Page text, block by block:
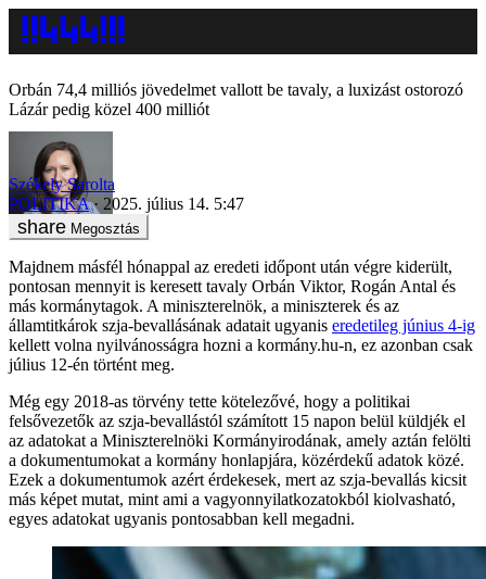
Orbán 74,4 milliós jövedelmet vallott be tavaly, a luxizást ostorozó
Lázár pedig közel 400 milliót
Székely Sarolta
POLITIKA
2025. július 14. 5:47
Megosztás
Majdnem másfél hónappal az eredeti időpont után végre kiderült,
pontosan mennyit is keresett tavaly Orbán Viktor, Rogán Antal és
más kormánytagok. A miniszterelnök, a miniszterek és az
államtitkárok szja-bevallásának adatait ugyanis eredetileg június 4-ig
kellett volna nyilvánosságra hozni a kormány.hu-n, ez azonban csak
július 12-én történt meg.
Még egy 2018-as törvény tette kötelezővé, hogy a politikai
felsővezetők az szja-bevallástól számított 15 napon belül küldjék el
az adatokat a Miniszterelnöki Kormányirodának, amely aztán felölti
a dokumentumokat a kormány honlapjára, közérdekű adatok közé.
Ezek a dokumentumok azért érdekesek, mert az szja-bevallás kicsit
más képet mutat, mint ami a vagyonnyilatkozatokból kiolvasható,
egyes adatokat ugyanis pontosabban kell megadni.